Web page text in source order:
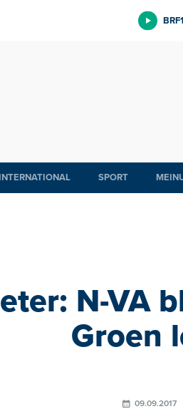
INTERNATIONAL SPORT
N-VA
Groen
09.09.2017